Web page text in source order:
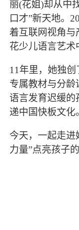
丽(花姐)却从中
口才”新天地。
着互联网视角与
花少儿语言艺术
11年里，她独创
专属教材与分龄
语言发育迟缓的
递中国快板文化
今天，一起走进
力量”点亮孩子